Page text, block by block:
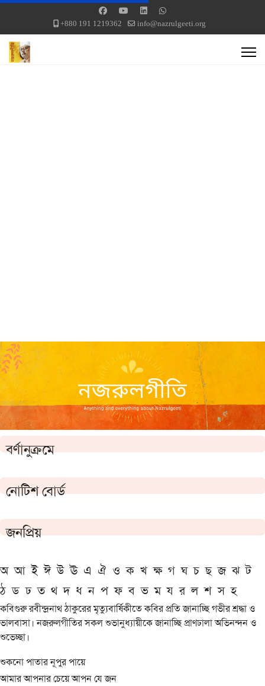
+880 191 1219362 info@nazrulgeeti.org
বর্ণানুক্রমে
নোটিশ বোর্ড
জনপ্রিয়
অ আ ই ঈ উ ঊ এ ঐ ও ক খ ক্ষ গ ঘ চ ছ জ ঝ ট
ঠ ড ঢ ত থ দ ধ ন প ফ ব ভ ম য র ল শ স হ
কবিগুরু রবীন্দ্রনাথ ঠাকুরের মৃত্যুবার্ষিকীতে কবির প্রতি জানাচ্ছি গভীর শ্রদ্ধা ও
ভালবাসা। নজরুলগীতির সকল শুভানুধ্যায়ীকে জানাচ্ছি প্রাণঢালা অভিনন্দন ও
শুভেচ্ছা।
শুকনো পাতার নূপুর পায়ে
আমার আপনার চেয়ে আপন যে জন